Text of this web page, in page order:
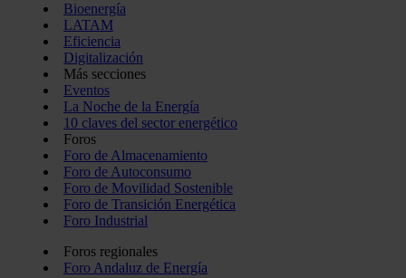
Bioenergía
LATAM
Eficiencia
Digitalización
Más secciones
Eventos
La Noche de la Energía
10 claves del sector energético
Foros
Foro de Almacenamiento
Foro de Autoconsumo
Foro de Movilidad Sostenible
Foro de Transición Energética
Foro Industrial
Foros regionales
Foro Andaluz de Energía